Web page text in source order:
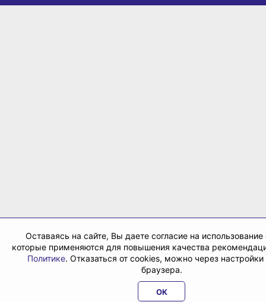
Оставаясь на сайте, Вы даете согласие на использование
которые применяются для повышения качества
Политике. Отказаться от cookies, можно через
браузера.
OK